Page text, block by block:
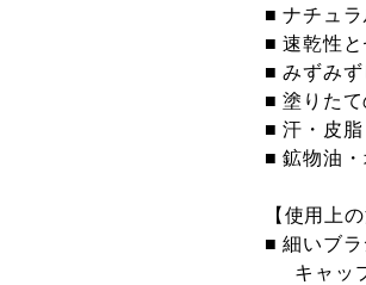
■ ナチュ
■ 速乾性
■ みずみ
■ 塗りた
■ 汗・皮
■ 鉱物油
【使用上の
■ 細いブ
キャップ